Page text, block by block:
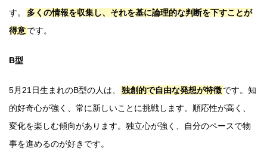
す。
多くの情報を収集し、それを基に論理的な判断を下すことが
得意です。
B型
5月21日生まれのB型の人は、 独創的で自由な発想が特徴です。知
的好奇心が強く、常に新しいことに挑戦します。順応性が高く、
変化を楽しむ傾向があります。独立心が強く、自分のペースで物
事を進めるのが好きです。